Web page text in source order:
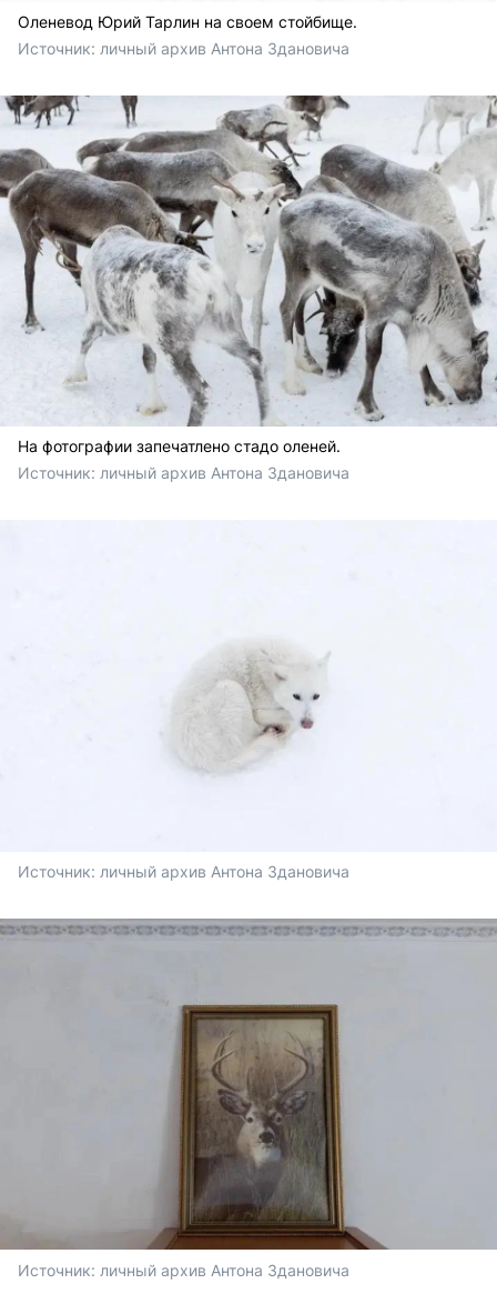
Оленевод Юрий Тарлин на своем стойбище.
Источник: личный архив Антона Здановича
На фотографии запечатлено стадо оленей.
Источник: личный архив Антона Здановича
Источник: личный архив Антона Здановича
Источник: личный архив Антона Здановича